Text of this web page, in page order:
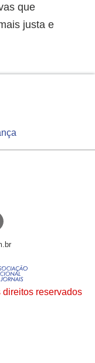
que
justa e
reservados